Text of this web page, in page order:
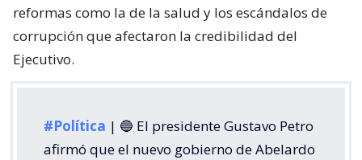
reformas como la de la salud y los escándalos de
corrupción que afectaron la credibilidad del
Ejecutivo.
#Política | 🔵 El presidente Gustavo Petro
afirmó que el nuevo gobierno de Abelardo